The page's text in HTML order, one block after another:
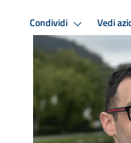
Condividi Vedi